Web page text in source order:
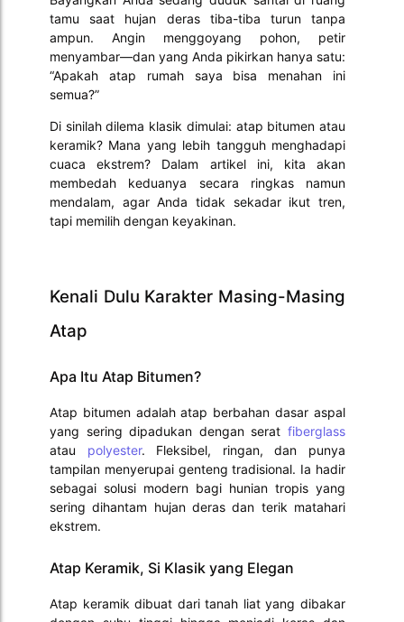
tamu saat hujan deras tiba-tiba turun tanpa
ampun. Angin menggoyang pohon, petir
menyambar—dan yang Anda pikirkan hanya satu:
“Apakah atap rumah saya bisa menahan ini
semua?”
Di sinilah dilema klasik dimulai: atap bitumen atau
keramik? Mana yang lebih tangguh menghadapi
cuaca ekstrem? Dalam artikel ini, kita akan
membedah keduanya secara ringkas namun
mendalam, agar Anda tidak sekadar ikut tren,
tapi memilih dengan keyakinan.
Kenali Dulu Karakter Masing-Masing
Atap
Apa Itu Atap Bitumen?
Atap bitumen adalah atap berbahan dasar aspal
yang sering dipadukan dengan serat fiberglass
atau polyester. Fleksibel, ringan, dan punya
tampilan menyerupai genteng tradisional. Ia hadir
sebagai solusi modern bagi hunian tropis yang
sering dihantam hujan deras dan terik matahari
ekstrem.
Atap Keramik, Si Klasik yang Elegan
Atap keramik dibuat dari tanah liat yang dibakar